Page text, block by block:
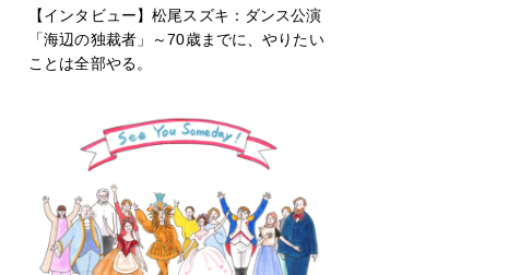
【インタビュー】松尾スズキ：ダンス公演
「海辺の独裁者」～70歳までに、やりたい
ことは全部やる。